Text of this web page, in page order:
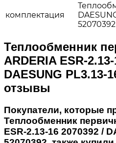
комплектация
Теплообменник
ARDERIA ESR-
DAESUNG PL3.13-
отзывы
Покупатели, которые
Теплообменник
ESR-2.13-16 2070392 /